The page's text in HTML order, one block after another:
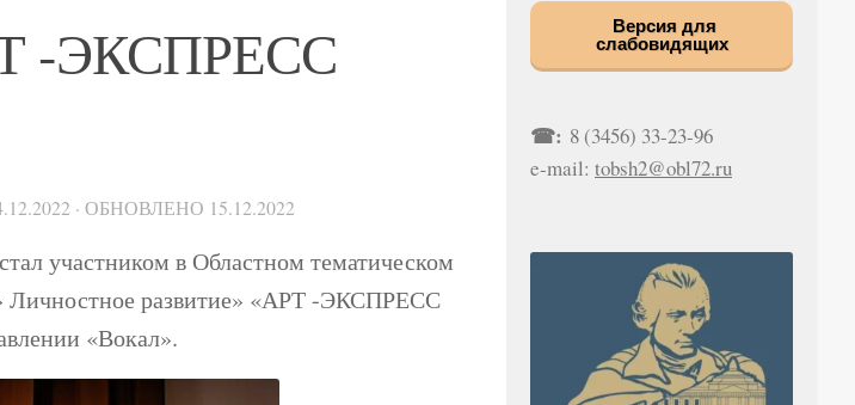
-ЭКСПРЕСС
· ОБНОВЛЕНО 15.12.2022
участником в Областном тематическом
Личностное развитие» «АРТ -ЭКСПРЕСС
«Вокал».
Версия для
слабовидящих
☎: 8 (3456) 33-23-96
e-mail: tobsh2@obl72.ru